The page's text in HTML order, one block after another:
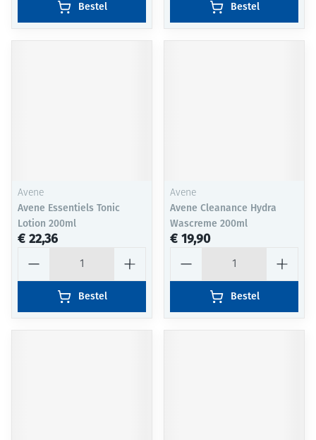
Bestel Bestel
Avene
Avene Essentiels Tonic
Lotion 200ml
€ 22,36
Bestel
Avene
Avene Cleanance Hydra
Wascreme 200ml
€ 19,90
Bestel